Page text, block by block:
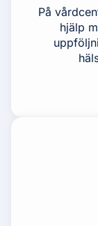
På
hjälp